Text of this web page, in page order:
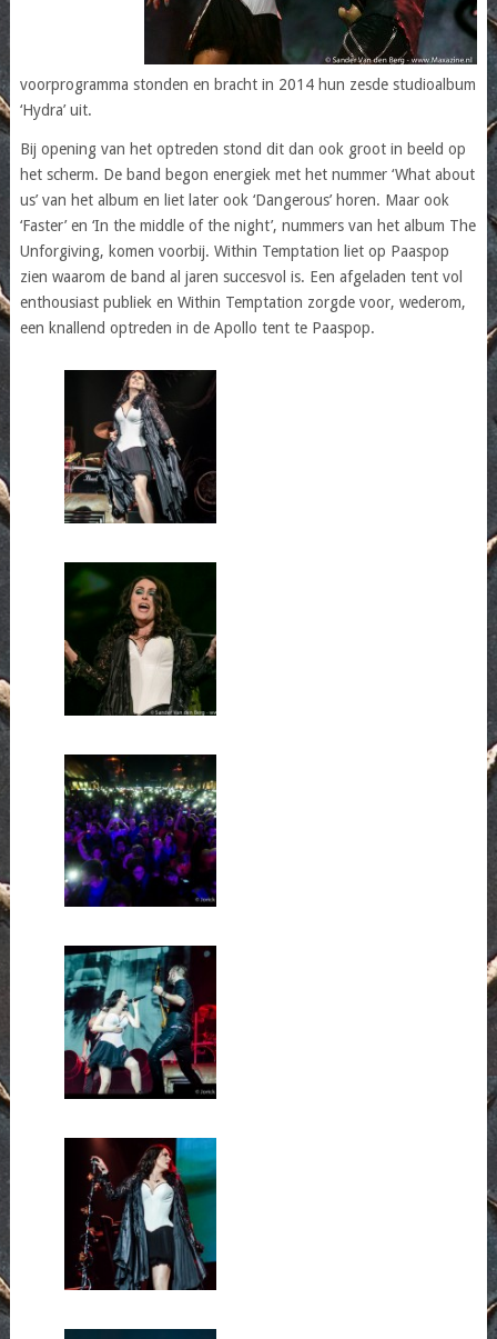
voorprogramma stonden en bracht in 2014 hun zesde studioalbum
‘Hydra’ uit.
Bij opening van het optreden stond dit dan ook groot in beeld op
het scherm. De band begon energiek met het nummer ‘What about
us’ van het album en liet later ook ‘Dangerous’ horen. Maar ook
‘Faster’ en ‘In the middle of the night’, nummers van het album The
Unforgiving, komen voorbij. Within Temptation liet op Paaspop
zien waarom de band al jaren succesvol is. Een afgeladen tent vol
enthousiast publiek en Within Temptation zorgde voor, wederom,
een knallend optreden in de Apollo tent te Paaspop.